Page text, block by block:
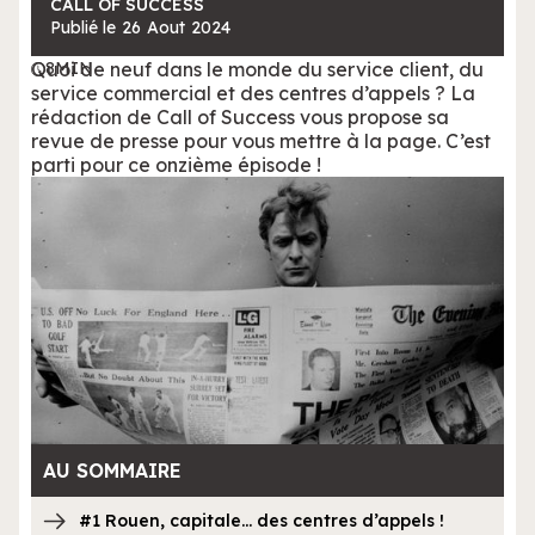
CALL OF SUCCESS
Publié le 26 Aout 2024
8MIN
Quoi de neuf dans le monde du service client, du
service commercial et des centres d’appels ? La
rédaction de Call of Success vous propose sa
revue de presse pour vous mettre à la page. C’est
parti pour ce onzième épisode !
AU SOMMAIRE
#1 Rouen, capitale… des centres d’appels !